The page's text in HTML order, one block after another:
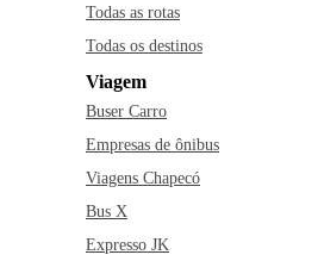
Todas as rotas
Todas os destinos
Viagem
Buser Carro
Empresas de ônibus
Viagens Chapecó
Bus X
Expresso JK